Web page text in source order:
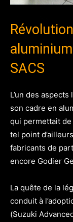
SACS
L’un des
son cadre en
qui permettait
tel point
fabricants de
encore Godier
La quête de la
conduit à
(Suzuki